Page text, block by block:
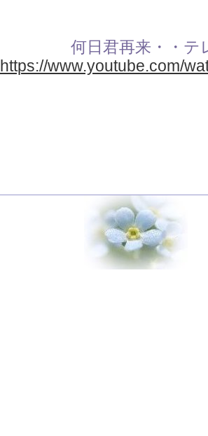
何日君再来・・テ
https://www.youtube.com/